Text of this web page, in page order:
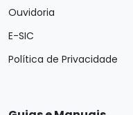
Ouvidoria
E-SIC
Política de Privacidade